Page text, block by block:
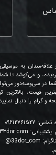
تماس:
پشتیبانی:
33dor_com
@
به موسیقی،
و می‌کوشد تا
در سی‌وسه‌دور
قیمت،
و گرام را دنبال